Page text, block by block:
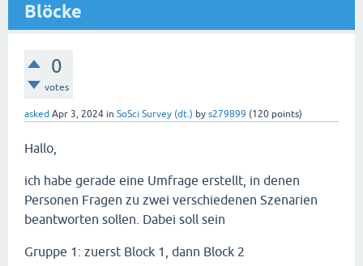
Blöcke
0
votes
asked Apr 3, 2024 in SoSci Survey (dt.) by s279899 (120 points)
Hallo,
ich habe gerade eine Umfrage erstellt, in denen
Personen Fragen zu zwei verschiedenen Szenarien
beantworten sollen. Dabei soll sein
Gruppe 1: zuerst Block 1, dann Block 2